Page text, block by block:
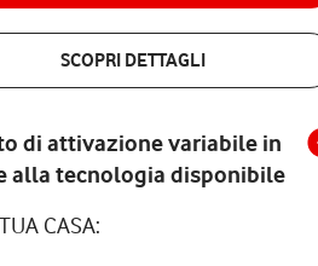
SCOPRI DETTAGLI
di attivazione variabile in
alla tecnologia disponibile
CASA: